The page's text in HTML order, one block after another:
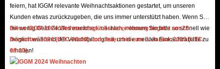
Auswählen, genießen Sie Ihren Handel.
feiern, hat IGGM relevante Weihnachtsaktionen gestartet, um unseren
Kunden etwas zurückzugeben, die uns immer unterstützt haben. Wenn Sie
mit wenig Geld Großes erreichen möchten, nehmen Sie bitte so schnell wie
möglich während der Veranstaltung teil, um die meisten Einkaufsrabatte zu
erhalten!
Diese IGGM 2024 Weihnachtsglücksradverlosung beginnt am 23.
Dezember 2024 (UTC-08:00) und dauert bis zum 1. Januar 2025 (UTC-
08:00).